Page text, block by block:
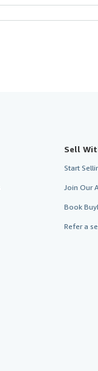
Sell
Start
Join Our
Book
Refer a